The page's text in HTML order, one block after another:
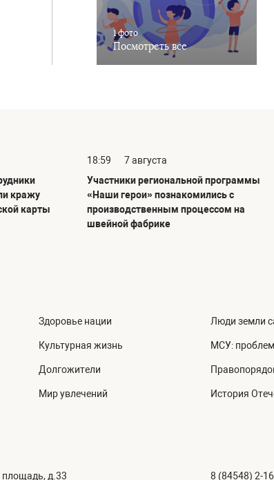
1 фото
Посмотреть все
кражу
карты
18:59
7 августа
Участники региональной программы
«Наши герои» познакомились с
производственным процессом на
швейной фабрике
Здоровье нации
Культурная жизнь
Долгожители
Мир увлечений
Люди земли
МСУ:
История
площадь, д.33 8 (84548) 2-